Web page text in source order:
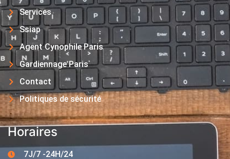
Services
Ssiap
Agent Cynophile Paris
Gardiennage Paris
Contact
Politiques de sécurité
Horaires
7J/7 -24H/24